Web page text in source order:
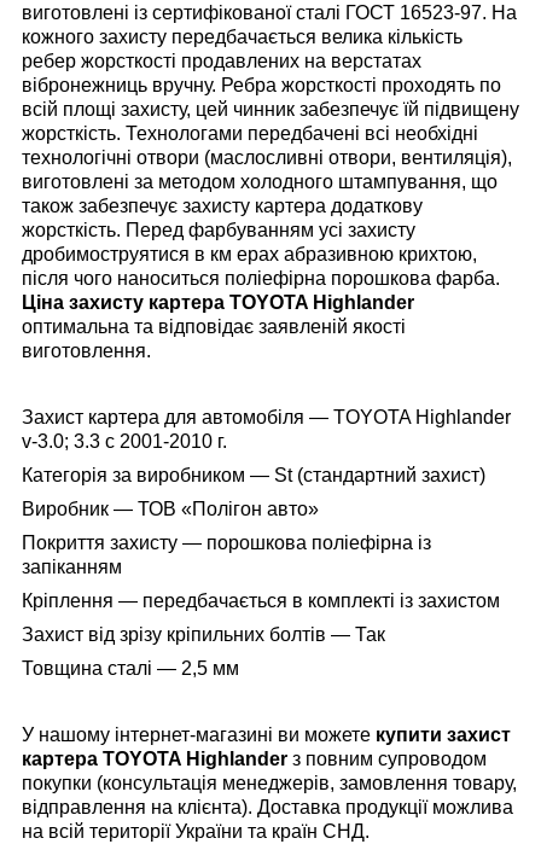
виготовлені із сертифікованої сталі ГОСТ 16523-97. На
кожного захисту передбачається велика кількість
ребер жорсткості продавлених на верстатах
вібронежниць вручну. Ребра жорсткості проходять по
всій площі захисту, цей чинник забезпечує їй підвищену
жорсткість. Технологами передбачені всі необхідні
технологічні отвори (маслосливні отвори, вентиляція),
виготовлені за методом холодного штампування, що
також забезпечує захисту картера додаткову
жорсткість. Перед фарбуванням усі захисту
дробимоструятися в км ерах абразивною крихтою,
після чого наноситься поліефірна порошкова фарба.
Ціна захисту картера TOYOTA Highlander
оптимальна та відповідає заявленій якості
виготовлення.
Захист картера для автомобіля — TOYOTA Highlander
v-3.0; 3.3 c 2001-2010 г.
Категорія за виробником — St (стандартний захист)
Виробник — ТОВ «Полігон авто»
Покриття захисту — порошкова поліефірна із
запіканням
Кріплення — передбачається в комплекті із захистом
Захист від зрізу кріпильних болтів — Так
Товщина сталі — 2,5 мм
У нашому інтернет-магазині ви можете купити захист
картера TOYOTA Highlander з повним супроводом
покупки (консультація менеджерів, замовлення товару,
відправлення на клієнта). Доставка продукції можлива
на всій території України та країн СНД.